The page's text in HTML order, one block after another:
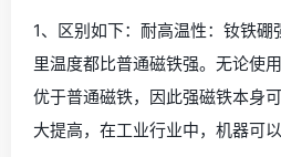
1、区别如下：耐高温性：钕铁
里温度都比普通磁铁强。无论使
优于普通磁铁，因此强磁铁本身
大提高，在工业行业中，机器可